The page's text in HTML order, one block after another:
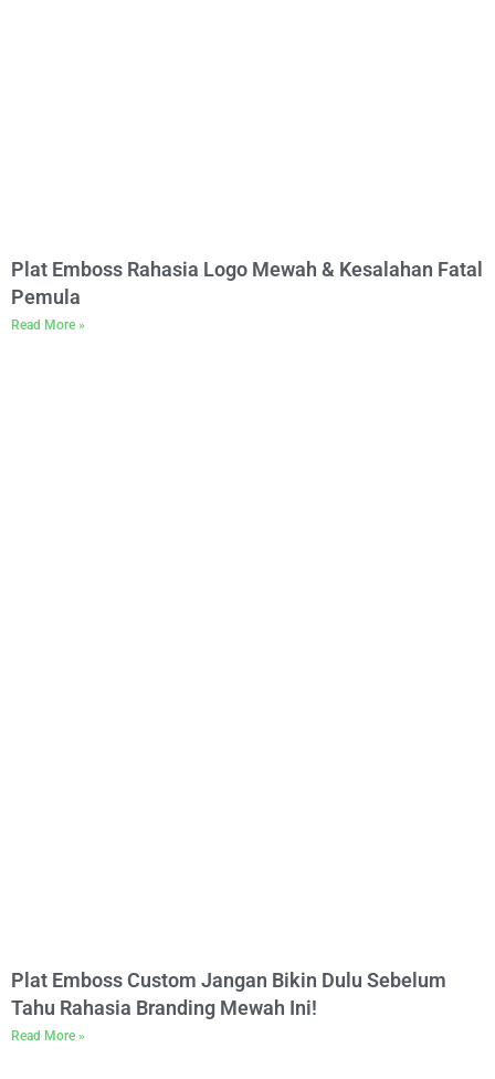
Plat Emboss Rahasia Logo Mewah & Kesalahan Fatal
Pemula
Read More »
Plat Emboss Custom Jangan Bikin Dulu Sebelum
Tahu Rahasia Branding Mewah Ini!
Read More »